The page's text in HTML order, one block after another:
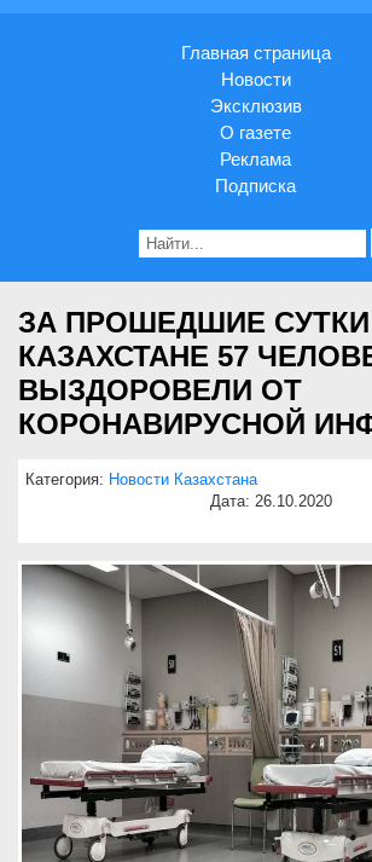
Главная страница
Новости
Эксклюзив
О газете
Реклама
Подписка
ЗА ПРОШЕДШИЕ
КАЗАХСТАНЕ 57
ВЫЗДОРОВЕЛИ ОТ
КОРОНАВИРУСНОЙ
Категория: Новости Казахстана
Дата: 26.10.2020